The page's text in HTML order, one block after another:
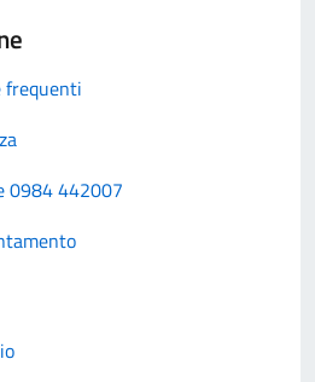
frequenti
0984 442007